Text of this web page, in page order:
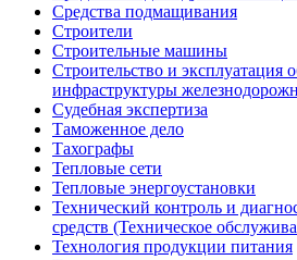
Средства подмащивания
Строители
Строительные машины
Строительство и эксплуатация
инфраструктуры
Судебная экспертиза
Таможенное дело
Тахографы
Тепловые сети
Тепловые энергоустановки
Технический контроль и
средств (Техническое
Технология продукции питания